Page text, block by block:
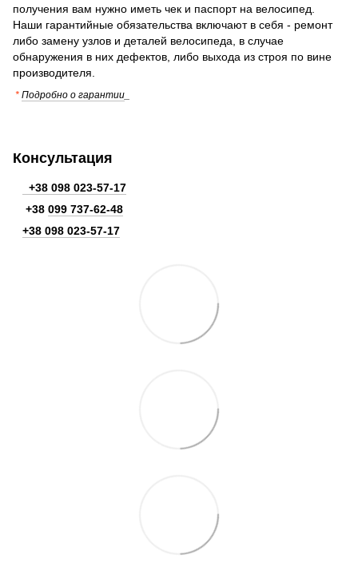
получения вам нужно иметь чек и паспорт на велосипед.
Наши гарантийные обязательства включают в себя - ремонт
либо замену узлов и деталей велосипеда, в случае
обнаружения в них дефектов, либо выхода из строя по вине
производителя.
* Подробно о гарантии
Консультация
+38 098 023-57-17
+38 099 737-62-48
+38 098 023-57-17